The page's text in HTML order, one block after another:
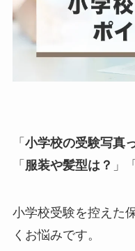
「 小学校の受験写真
「 服装や髪型は？ 」「
小学校受験を控えた
くお悩みです。